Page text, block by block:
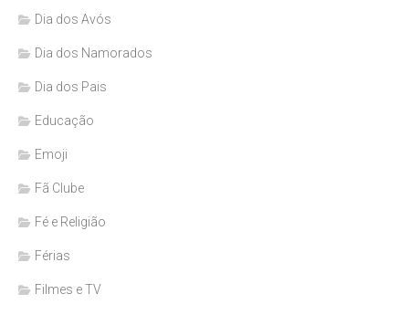
Dia dos Avós
Dia dos Namorados
Dia dos Pais
Educação
Emoji
Fã Clube
Fé e Religião
Férias
Filmes e TV